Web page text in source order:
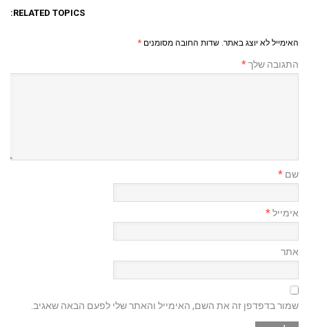
RELATED TOPICS:
האימייל לא יוצג באתר. שדות החובה מסומנים *
התגובה שלך*
שם *
אימייל*
אתר
שמור בדפדפן זה את השם, האימייל והאתר שלי לפעם הבאה שאגיב.